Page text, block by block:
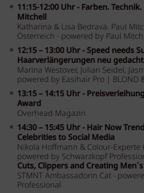
11:15-12:00 Uhr - Farben.
Mitchell
Katharina & Lisa Bedrava. Paul
Österreich - powered by Paul
12:15 – 13:00 Uhr - Speed needs
Haarverlängerungen neu gedacht
Marina Westover, Julian Seidel,
powered by Easihair Pro | BLOND
13:15 – 14:15 Uhr -
Award
Overhead Magazin
14:30 – 15:45 Uhr - Hair Now
Celebrities to Social Media
Nikola Hoffmann & Colour-Experte
powered by Schwarzkopf
Cuts, Clippers and Creating
STMNT Ambassadorin Cat -
Professional